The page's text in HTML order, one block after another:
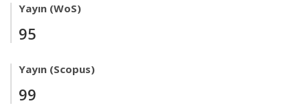
Yayın (WoS)
95
Yayın (Scopus)
99